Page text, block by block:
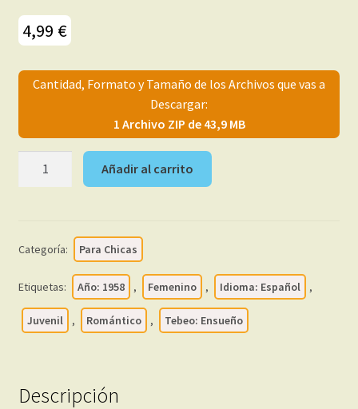
Demos
hijo
4,99 €
Cantidad, Formato y Tamaño de los Archivos que vas a
Descargar:
1 Archivo ZIP de 43,9 MB
Completa
–
Tebeos
-
Añadir al carrito
Categoría: Para Chicas
Etiquetas: Año: 1958 , Femenino , Idioma: Español ,
Juvenil , Romántico , Tebeo: Ensueño
Descripción